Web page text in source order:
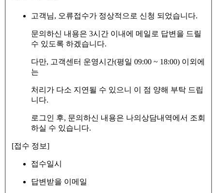
고객님, 오류접수가 정상적으로 신청 되었습니다.
문의하신 내용은 3시간 이내에 메일로 답변을 드릴
수 있도록 하겠습니다.
다만, 고객센터 운영시간(평일 09:00 ~ 18:00) 이외에
는
처리가 다소 지연될 수 있으니 이 점 양해 부탁 드립
니다.
로그인 후, 문의하신 내용은 나의상담내역에서 조회
하실 수 있습니다.
[접수 정보]
접수일시
답변받을 이메일